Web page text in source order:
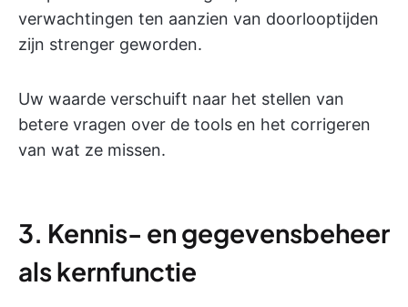
verwachtingen ten aanzien van doorlooptijden
zijn strenger geworden.
Uw waarde verschuift naar het stellen van
betere vragen over de tools en het corrigeren
van wat ze missen.
3. Kennis- en gegevensbeheer
als kernfunctie